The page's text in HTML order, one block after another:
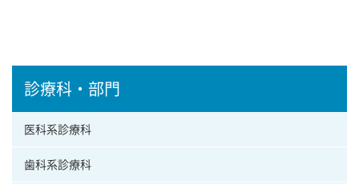
診療科・部門
医科系診療科
歯科系診療科